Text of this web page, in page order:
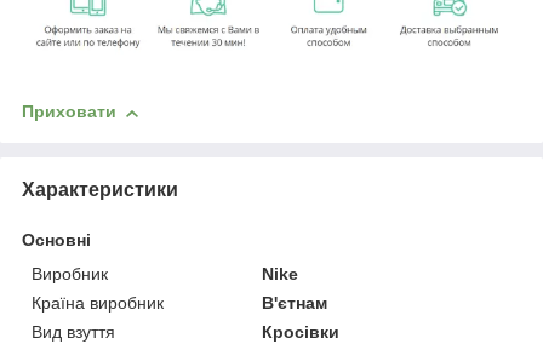
Приховати
Характеристики
Основні
Виробник
Nike
Країна виробник
В'єтнам
Вид взуття
Кросівки